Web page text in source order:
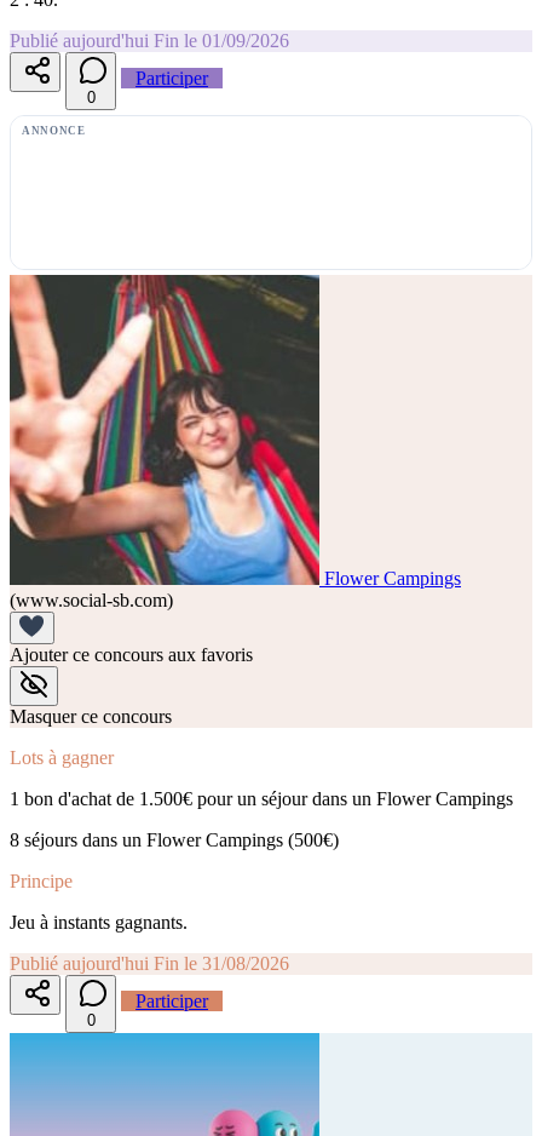
Publié aujourd'hui Fin le 01/09/2026
0
Participer
ANNONCE
Flower Campings
(www.social-sb.com)
Ajouter ce concours aux favoris
Masquer ce concours
Lots à gagner
1 bon d'achat de 1.500€ pour un séjour dans un Flower Campings
8 séjours dans un Flower Campings (500€)
Principe
Jeu à instants gagnants.
Publié aujourd'hui Fin le 31/08/2026
0
Participer